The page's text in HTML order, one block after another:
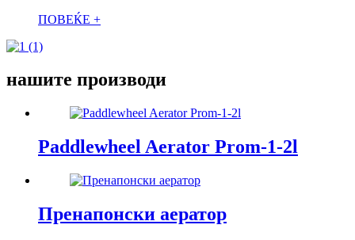
ПОВЕЌЕ +
нашите производи
Paddlewheel Aerator Prom-1-2l
Пренапонски аератор